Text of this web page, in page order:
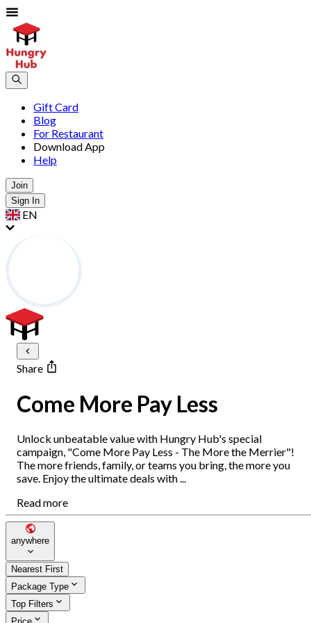
Gift Card
Blog
For Restaurant
Download App
Help
Join
Sign In
EN
Share
Come More Pay Less
Unlock unbeatable value with Hungry Hub's special
campaign, "Come More Pay Less - The More the Merrier"!
The more friends, family, or teams you bring, the more you
save. Enjoy the ultimate deals with ...
Read more
anywhere
Nearest First
Package Type
Top Filters